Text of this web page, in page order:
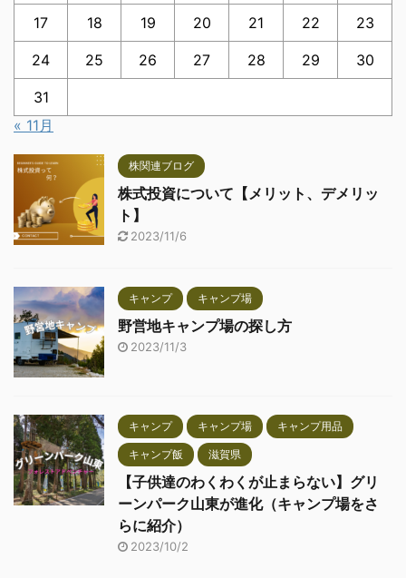
17 18 19 20 21 22 23
24 25 26 27 28 29 30
31
« 11月
株関連ブログ
株式投資について【メリット、デメリッ
ト】
2023/11/6
キャンプ キャンプ場
野営地キャンプ場の探し方
2023/11/3
キャンプ キャンプ場 キャンプ用品
キャンプ飯 滋賀県
【子供達のわくわくが止まらない】グリ
ーンパーク山東が進化（キャンプ場をさ
らに紹介）
2023/10/2